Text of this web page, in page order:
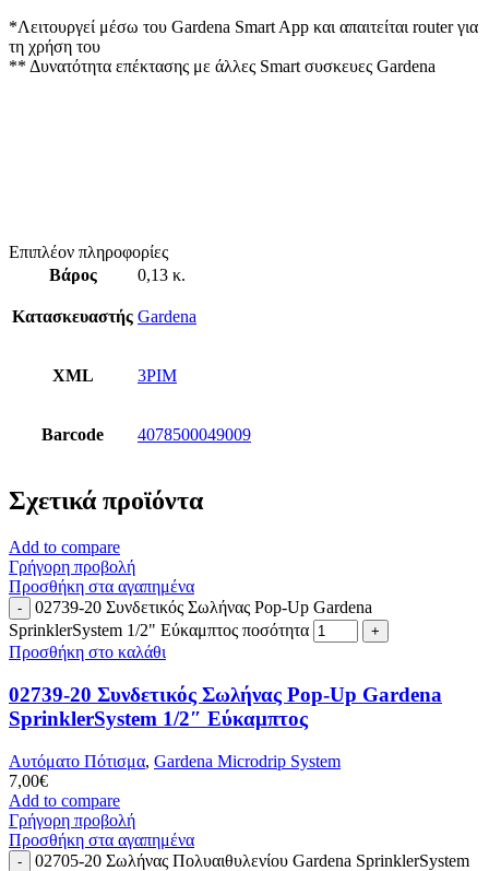
*Λειτουργεί μέσω του Gardena Smart App και απαιτείται router για
τη χρήση του
** Δυνατότητα επέκτασης με άλλες Smart συσκευες Gardena
Επιπλέον πληροφορίες
Βάρος
0,13 κ.
Κατασκευαστής Gardena
XML 3PIM
Barcode 4078500049009
Σχετικά προϊόντα
Add to compare
Γρήγορη προβολή
Προσθήκη στα αγαπημένα
02739-20 Συνδετικός Σωλήνας Pop-Up Gardena
SprinklerSystem 1/2" Εύκαμπτος ποσότητα
Προσθήκη στο καλάθι
02739-20 Συνδετικός Σωλήνας Pop-Up Gardena
SprinklerSystem 1/2″ Εύκαμπτος
Αυτόματο Πότισμα, Gardena Microdrip System
7,00€
Add to compare
Γρήγορη προβολή
Προσθήκη στα αγαπημένα
02705-20 Σωλήνας Πολυαιθυλενίου Gardena SprinklerSystem